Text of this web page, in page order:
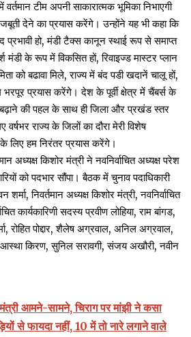
टीम अपनी साकारात्मक भूमिका निभाएगी
देने का प्रयास करेंगे। उन्होंने यह भी कहा कि
प्रभावी हो, मंडी टैक्स कानून स्थाई रूप से समाप्त
मंडी के रूप में विकसित हों, रिवाइज्ड मास्टर प्लान
को बढावा मिले, राज्य में बंद पडी खदानें चालू हों,
भरपूर प्रयास करेंगे। देश के पूर्वी क्षेत्र में चैंबर्स के
की पहल के साथ ही जिला और प्रखंड स्तर
राज्य के जिलों का दौरा मेरी विशेष
लिए हम निरंतर प्रयास करेंगे।
अध्यक्ष किशोर मंत्री ने नवनिर्वाचित अध्यक्ष परेश
को पदभार सौंपा। बैठक में चुनाव पदाधिकारी
निवर्तमान अध्यक्ष किशोर मंत्री, नवनिर्वाचित
कार्यकारिणी सदस्य प्रवीण लोहिया, राम बांगड,
रोहित पोद्दार, शैलेष अग्रवाल, अनिल अग्रवाल,
किरण, सुनिल सरावगी, संजय अखौरी, नवीन
आमने-सामने, चिराग पर मांझी ने कसा
से फायदा नहीं, 10 में तो नारे लगाने वाले